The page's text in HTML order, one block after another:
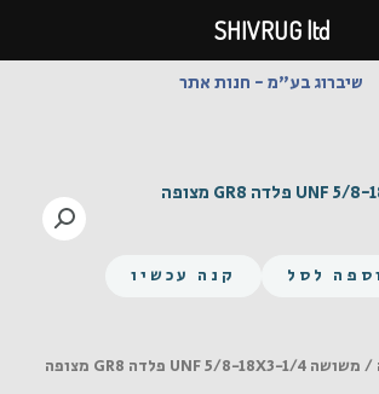
שיברוג בע"מ - חנות אתר
לסל קנה עכשיו
/ משושה UNF 5/8-18X3-1/4 פלדה GR8 מצופה
SHIVRUG ltd